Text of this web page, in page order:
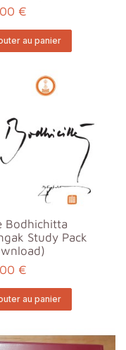
€
au panier
Bodhichitta
Study Pack
€
au panier